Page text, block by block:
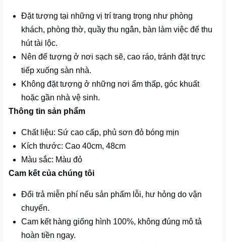
Đặt tượng tại những vị trí trang trọng như phòng
khách, phòng thờ, quầy thu ngân, bàn làm việc để thu
hút tài lộc.
Nên để tượng ở nơi sạch sẽ, cao ráo, tránh đặt trực
tiếp xuống sàn nhà.
Không đặt tượng ở những nơi ẩm thấp, góc khuất
hoặc gần nhà vệ sinh.
Thông tin sản phẩm
Chất liệu: Sứ cao cấp, phủ sơn đỏ bóng mịn
Kích thước: Cao 40cm, 48cm
Màu sắc: Màu đỏ
Cam kết của chúng tôi
Đổi trả miễn phí nếu sản phẩm lỗi, hư hỏng do vận
chuyển.
Cam kết hàng giống hình 100%, không đúng mô tả
hoàn tiền ngay.